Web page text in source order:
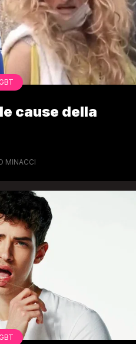
cause della
MINACCI